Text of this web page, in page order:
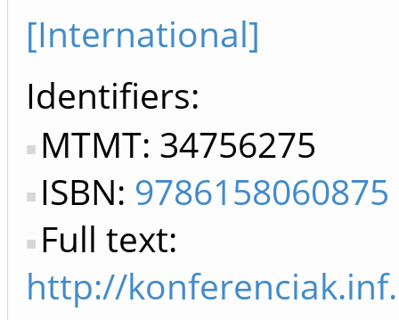
[International]
Identifiers
MTMT: 34756275
ISBN: 9786158060875
Full text:
http://